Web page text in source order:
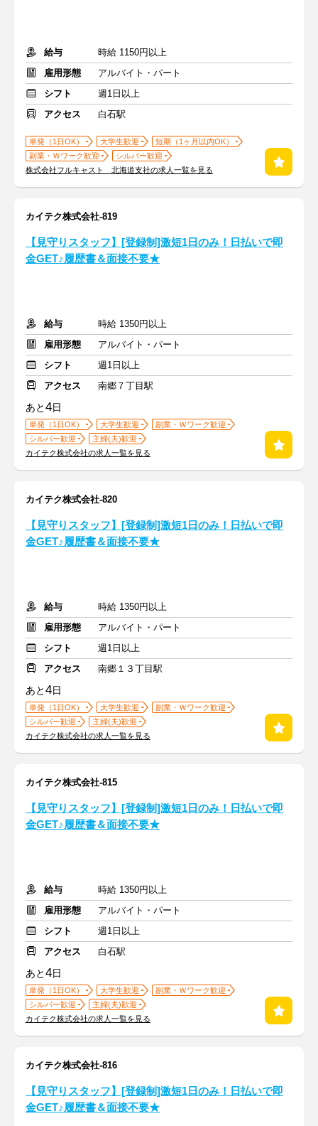
給与
時給 1150円以上
雇用形態
アルバイト・パート
シフト
週1日以上
アクセス
白石駅
単発（1日OK） 大学生歓迎
短期（1ヶ月以内OK）
副業・Ｗワーク歓迎
シルバー歓迎
株式会社フルキャスト 北海道支社の求人一覧を見る
カイテク株式会社-819
【見守りスタッフ】[登録制]激短1日のみ！日払いで即
金GET♪履歴書＆面接不要★
給与
時給 1350円以上
雇用形態
アルバイト・パート
シフト
週1日以上
アクセス
南郷７丁目駅
あと4日
単発（1日OK） 大学生歓迎
副業・Ｗワーク歓迎
シルバー歓迎
主婦(夫)歓迎
カイテク株式会社の求人一覧を見る
カイテク株式会社-820
【見守りスタッフ】[登録制]激短1日のみ！日払いで即
金GET♪履歴書＆面接不要★
給与
時給 1350円以上
雇用形態
アルバイト・パート
シフト
週1日以上
アクセス
南郷１３丁目駅
あと4日
単発（1日OK） 大学生歓迎
副業・Ｗワーク歓迎
シルバー歓迎
主婦(夫)歓迎
カイテク株式会社の求人一覧を見る
カイテク株式会社-815
【見守りスタッフ】[登録制]激短1日のみ！日払いで即
金GET♪履歴書＆面接不要★
給与
時給 1350円以上
雇用形態
アルバイト・パート
シフト
週1日以上
アクセス
白石駅
あと4日
単発（1日OK） 大学生歓迎
副業・Ｗワーク歓迎
シルバー歓迎
主婦(夫)歓迎
カイテク株式会社の求人一覧を見る
カイテク株式会社-816
【見守りスタッフ】[登録制]激短1日のみ！日払いで即
金GET♪履歴書＆面接不要★